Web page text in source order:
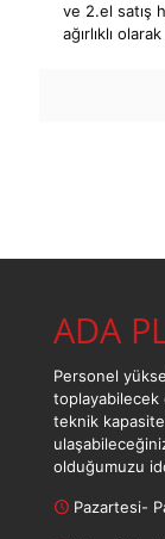
ve 2.el satış
ağırlıklı
ADA
Personel
toplayabilecek
teknik
olduğumuzu
Pazartesi-